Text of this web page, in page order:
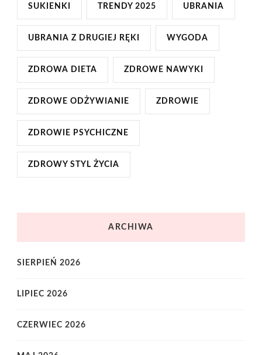
SUKIENKI TRENDY 2025 UBRANIA
UBRANIA Z DRUGIEJ RĘKI WYGODA
ZDROWA DIETA ZDROWE NAWYKI
ZDROWE ODŻYWIANIE ZDROWIE
ZDROWIE PSYCHICZNE
ZDROWY STYL ŻYCIA
ARCHIWA
SIERPIEŃ 2026
LIPIEC 2026
CZERWIEC 2026